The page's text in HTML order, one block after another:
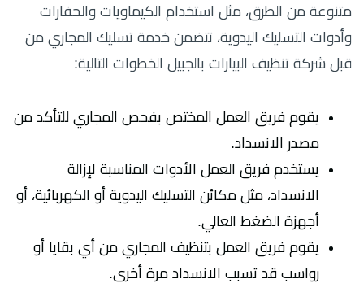
متنوعة من الطرق، مثل استخدام الكيماويات والحفارات
وأدوات التسليك اليدوية، تتضمن خدمة تسليك المجاري من
قبل شركة تنظيف البيارات بالجبيل الخطوات التالية:
يقوم فريق العمل المختص بفحص المجاري للتأكد من
مصدر الانسداد.
يستخدم فريق العمل الأدوات المناسبة لإزالة
الانسداد، مثل مكائن التسليك اليدوية أو الكهربائية، أو
أجهزة الضغط العالي.
يقوم فريق العمل بتنظيف المجاري من أي بقايا أو
رواسب قد تسبب الانسداد مرة أخرى.